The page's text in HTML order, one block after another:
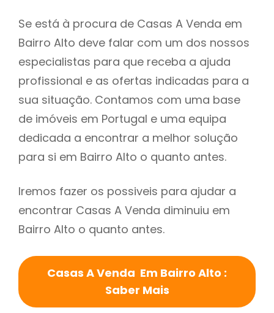
Se está à procura de Casas A Venda em
Bairro Alto deve falar com um dos nossos
especialistas para que receba a ajuda
profissional e as ofertas indicadas para a
sua situação. Contamos com uma base
de imóveis em Portugal e uma equipa
dedicada a encontrar a melhor solução
para si em Bairro Alto o quanto antes.
Iremos fazer os possiveis para ajudar a
encontrar Casas A Venda diminuiu em
Bairro Alto o quanto antes.
Casas A Venda Em Bairro Alto :
Saber Mais